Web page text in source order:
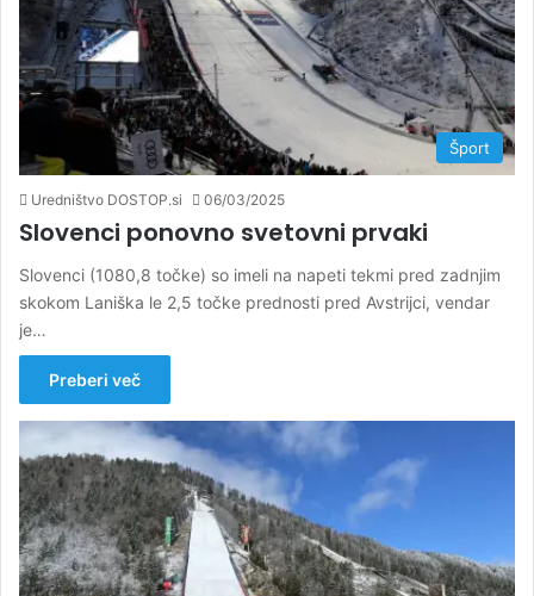
Šport
Uredništvo DOSTOP.si 06/03/2025
Slovenci ponovno svetovni prvaki
Slovenci (1080,8 točke) so imeli na napeti tekmi pred zadnjim
skokom Laniška le 2,5 točke prednosti pred Avstrijci, vendar
je…
Preberi več